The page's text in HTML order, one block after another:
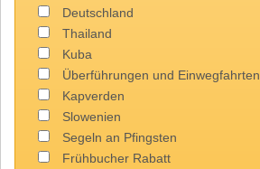
Deutschland
Thailand
Kuba
Überführungen und Einwegfahrten
Kapverden
Slowenien
Segeln an Pfingsten
Frühbucher Rabatt